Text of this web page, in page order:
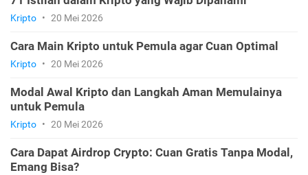
Kripto • 20 Mei 2026
Cara Main Kripto untuk Pemula agar Cuan Optimal
Kripto • 20 Mei 2026
Modal Awal Kripto dan Langkah Aman Memulainya
untuk Pemula
Kripto • 20 Mei 2026
Cara Dapat Airdrop Crypto: Cuan Gratis Tanpa Modal,
Emang Bisa?